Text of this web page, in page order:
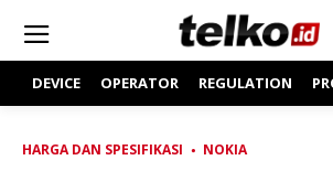
DEVICE OPERATOR REGULATION
HARGA DAN SPESIFIKASI NOKIA